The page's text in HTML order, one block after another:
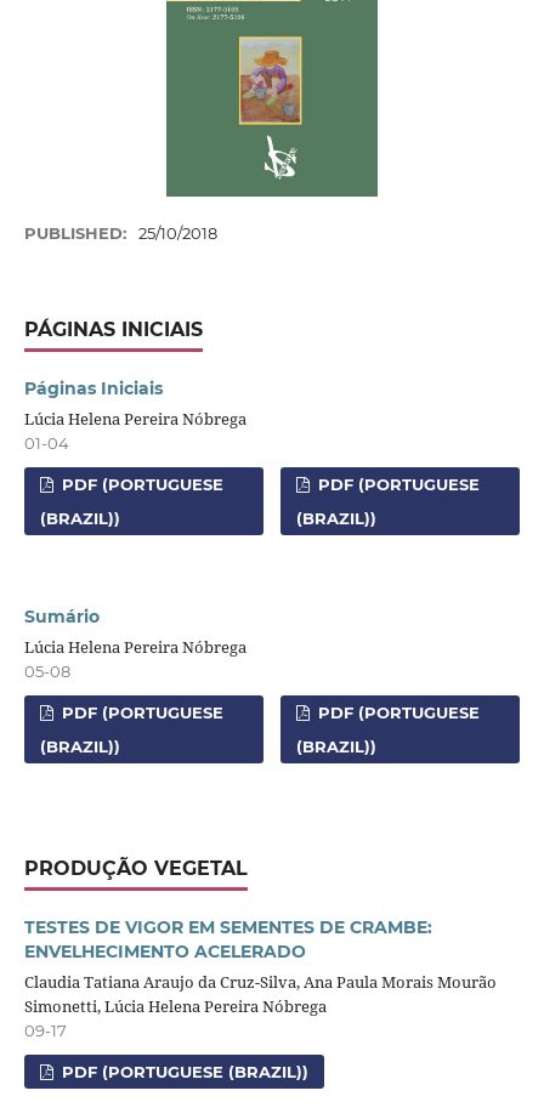
PUBLISHED: 25/10/2018
PÁGINAS INICIAIS
Páginas Iniciais
Lúcia Helena Pereira Nóbrega
01-04
PDF (PORTUGUESE
(BRAZIL))
PDF (PORTUGUESE
(BRAZIL))
Sumário
Lúcia Helena Pereira Nóbrega
05-08
PDF (PORTUGUESE
(BRAZIL))
PDF (PORTUGUESE
(BRAZIL))
PRODUÇÃO VEGETAL
TESTES DE VIGOR EM SEMENTES DE CRAMBE:
ENVELHECIMENTO ACELERADO
Claudia Tatiana Araujo da Cruz-Silva, Ana Paula Morais Mourão
Simonetti, Lúcia Helena Pereira Nóbrega
09-17
PDF (PORTUGUESE (BRAZIL))